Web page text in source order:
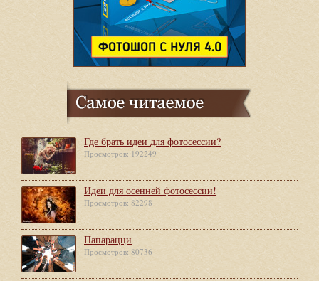
Где брать идеи для фотосессии?
Просмотров: 192249
Идеи для осенней фотосессии!
Просмотров: 82298
Папарацци
Просмотров: 80736